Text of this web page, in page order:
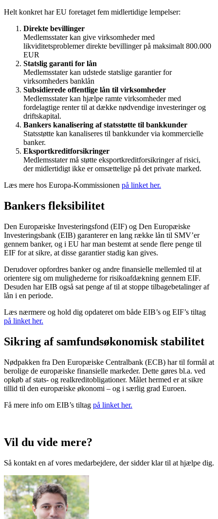
Helt konkret har EU foretaget fem midlertidige lempelser:
Direkte bevillinger
Medlemsstater kan give virksomheder med
likviditetsproblemer direkte bevillinger på maksimalt 800.000
EUR
Statslig garanti for lån
Medlemsstater kan udstede statslige garantier for
virksomheders banklån
Subsidierede offentlige lån til virksomheder
Medlemsstater kan hjælpe ramte virksomheder med
fordelagtige renter til at dække nødvendige investeringer og
driftskapital.
Bankers kanalisering af statsstøtte til bankkunder
Statsstøtte kan kanaliseres til bankkunder via kommercielle
banker.
Eksportkreditforsikringer
Medlemsstater må støtte eksportkreditforsikringer af risici,
dermidlertidigt ikke er omsættelige på det private marked.
Læs mere hos Europa-Kommissionen på linket her.
Bankers fleksibilitet
Den Europæiske Investeringsfond (EIF) og Den Europæiske
Investeringsbank (EIB) garanterer en lang række lån til SMV’er
gennem banker, og i EU har man bestemt at sende flere penge til
EIF for at sikre, at disse garantier stadig kan gives.
Derudover opfordres banker og andre finansielle mellemled til at
orientere sig om mulighederne for risikoafdækning gennem EIF.
Desuden harEIB også sat penge af til at stoppe tilbagebetalinger af
lån i en periode.
Læs nærmere og hold dig opdateret om både EIB’s og EIF’s tiltag
på linket her.
Sikring af samfundsøkonomisk stabilitet
Nødpakken fra Den Europæiske Centralbank (ECB) har til formål at
berolige de europæiske finansielle markeder. Dette gøres bl.a. ved
opkøb af stats- og realkreditobligationer. Målet hermed er at sikre
tillid til den europæiske økonomi – og i særlig grad Euroen.
Få mere info om EIB’s tiltag på linket her.
Vil du vide mere?
Så kontakt en af vores medarbejdere, der sidder klar til at hjælpe dig.